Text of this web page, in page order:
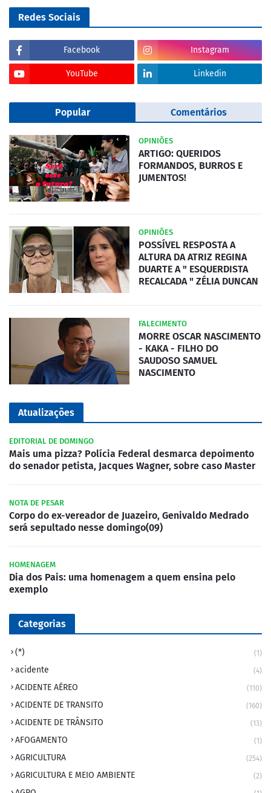
Redes Sociais
Facebook Instagram
YouTube Linkedin
Popular Comentários
OPINIÕES
ARTIGO: QUERIDOS
FORMANDOS, BURROS E
JUMENTOS!
OPINIÕES
POSSÍVEL RESPOSTA A
ALTURA DA ATRIZ REGINA
DUARTE A " ESQUERDISTA
RECALCADA " ZÉLIA DUNCAN
FALECIMENTO
MORRE OSCAR NASCIMENTO
- KAKA - FILHO DO
SAUDOSO SAMUEL
NASCIMENTO
Atualizações
EDITORIAL DE DOMINGO
Mais uma pizza? Polícia Federal desmarca depoimento
do senador petista, Jacques Wagner, sobre caso Master
NOTA DE PESAR
Corpo do ex-vereador de Juazeiro, Genivaldo Medrado
será sepultado nesse domingo(09)
HOMENAGEM
Dia dos Pais: uma homenagem a quem ensina pelo
exemplo
Categorias
(*) (1)
acidente (4)
ACIDENTE AÉREO (110)
ACIDENTE DE TRANSITO (160)
ACIDENTE DE TRÂNSITO (13)
AFOGAMENTO (1)
AGRICULTURA (254)
AGRICULTURA E MEIO AMBIENTE (2)